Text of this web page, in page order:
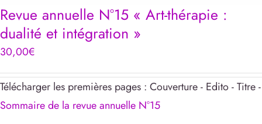
Revue annuelle N°15 « Art-thérapie :
dualité et intégration »
30,00€
Télécharger les premières pages : Couverture - Edito - Titre -
Sommaire de la revue annuelle N°15